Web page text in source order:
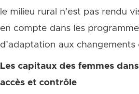
le milieu rural n’est pas rendu
en compte dans les
d’adaptation aux changements
Les capitaux des femmes
accès et contrôle